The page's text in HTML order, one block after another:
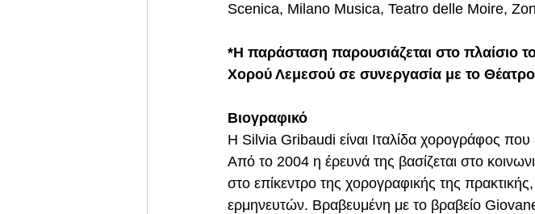
Scenica, Milano Musica, Teatro delle Moire,
*Η παράσταση παρουσιάζεται στο πλαίσιο
Χορού Λεμεσού σε συνεργασία με το Θέατρο
Βιογραφικό
Η Silvia Gribaudi είναι Ιταλίδα χορογράφος που
Από το 2004 η έρευνά της βασίζεται στο
στο επίκεντρο της χορογραφικής της
ερμηνευτών. Βραβευμένη με το βραβείο